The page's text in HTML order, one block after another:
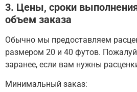
3. Цены, сроки
объем заказа
Обычно мы предоставляем
размером 20 и 40 футов.
заранее, если вам нужны
Минимальный заказ: